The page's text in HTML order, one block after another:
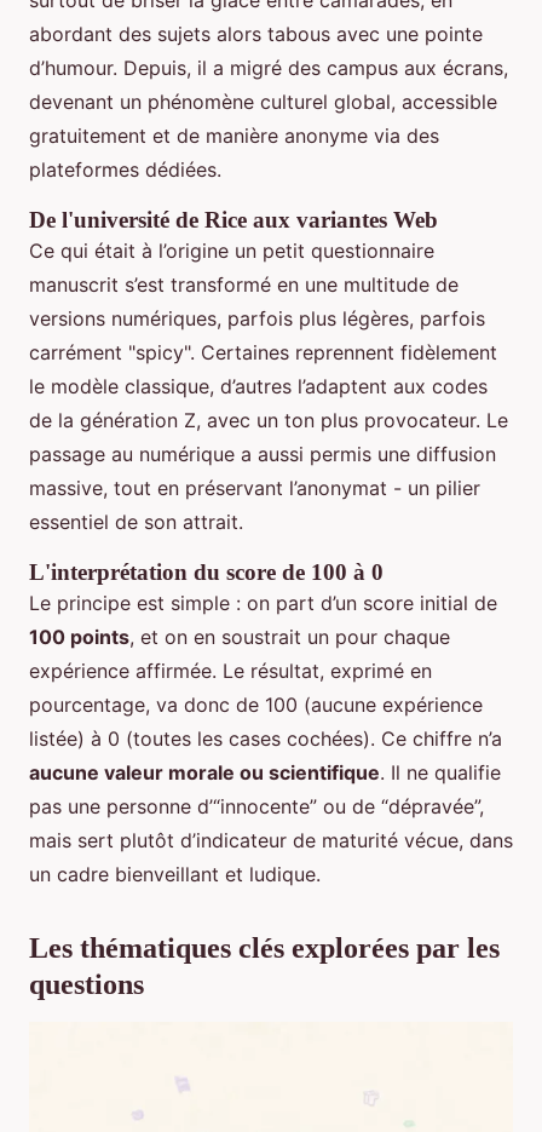
abordant des sujets alors tabous avec une pointe
d’humour. Depuis, il a migré des campus aux écrans,
devenant un phénomène culturel global, accessible
gratuitement et de manière anonyme via des
plateformes dédiées.
De l'université de Rice aux variantes Web
Ce qui était à l’origine un petit questionnaire
manuscrit s’est transformé en une multitude de
versions numériques, parfois plus légères, parfois
carrément "spicy". Certaines reprennent fidèlement
le modèle classique, d’autres l’adaptent aux codes
de la génération Z, avec un ton plus provocateur. Le
passage au numérique a aussi permis une diffusion
massive, tout en préservant l’anonymat - un pilier
essentiel de son attrait.
L'interprétation du score de 100 à 0
Le principe est simple : on part d’un score initial de
100 points, et on en soustrait un pour chaque
expérience affirmée. Le résultat, exprimé en
pourcentage, va donc de 100 (aucune expérience
listée) à 0 (toutes les cases cochées). Ce chiffre n’a
aucune valeur morale ou scientifique. Il ne qualifie
pas une personne d’“innocente” ou de “dépravée”,
mais sert plutôt d’indicateur de maturité vécue, dans
un cadre bienveillant et ludique.
Les thématiques clés explorées par les
questions